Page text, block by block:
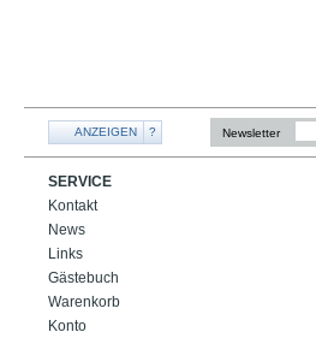
ANZEIGEN ? Newsletter
SERVICE
Kontakt
News
Links
Gästebuch
Warenkorb
Konto